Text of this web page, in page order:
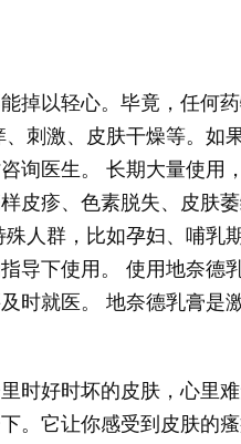
掉以轻心。毕竟，任何
刺激、皮肤干燥等。如
询医生。 长期大量使用
皮疹、色素脱失、皮肤
人群，比如孕妇、哺乳
导下使用。 使用地奈德
时就医。 地奈德乳膏是
时好时坏的皮肤，心里
。它让你感受到皮肤的